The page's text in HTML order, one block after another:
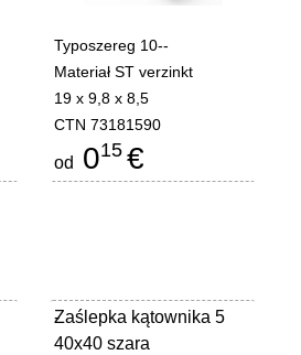
Typoszereg 10--
Materiał ST verzinkt
19 x 9,8 x 8,5
CTN 73181590
od 015 €
Zaślepka kątownika 5
40x40 szara
-